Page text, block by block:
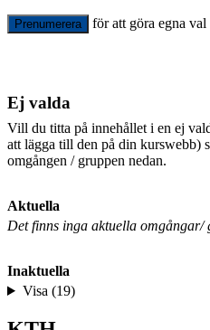
Prenumerera för att göra egna val
Ej valda
Vill du titta på innehållet i en ej
att lägga till den på din kurswebb)
omgången / gruppen nedan.
Aktuella
Det finns inga aktuella omgångar/
Inaktuella
Visa (19)